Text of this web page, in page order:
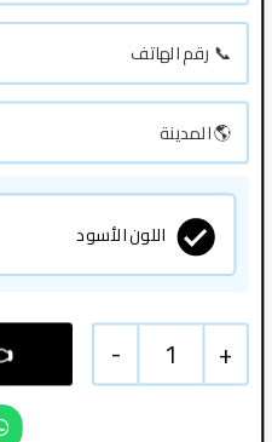
اللون الأسود
+
1
-